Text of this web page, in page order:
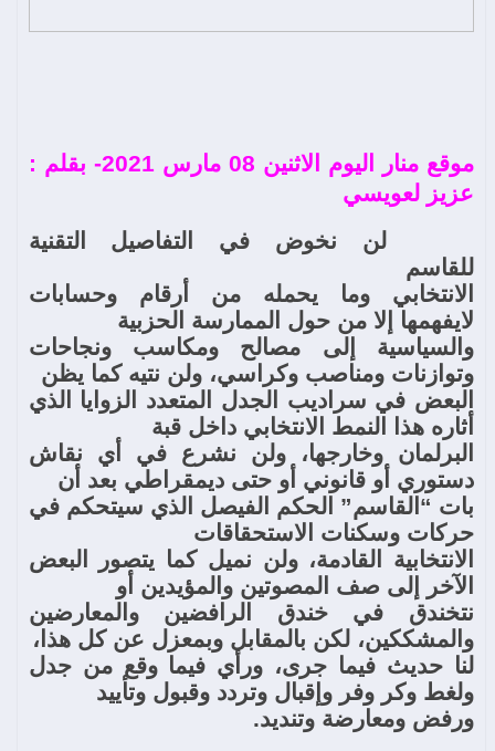
موقع منار اليوم الاثنين 08 مارس 2021- بقلم :
عزيز لعويسي
لن نخوض في التفاصيل التقنية
للقاسم
الانتخابي وما يحمله من أرقام وحسابات
لايفهمها إلا من حول الممارسة الحزبية
والسياسية إلى مصالح ومكاسب ونجاحات
وتوازنات ومناصب وكراسي، ولن نتيه كما يظن
البعض في سراديب الجدل المتعدد الزوايا الذي
أثاره هذا النمط الانتخابي داخل قبة
البرلمان وخارجها، ولن نشرع في أي نقاش
دستوري أو قانوني أو حتى ديمقراطي بعد أن
بات “القاسم” الحكم الفيصل الذي سيتحكم في
حركات وسكنات الاستحقاقات
الانتخابية القادمة، ولن نميل كما يتصور البعض
الآخر إلى صف المصوتين والمؤيدين أو
نتخندق في خندق الرافضين والمعارضين
والمشككين، لكن بالمقابل وبمعزل عن كل هذا،
لنا حديث فيما جرى، ورأي فيما وقع من جدل
ولغط وكر وفر وإقبال وتردد وقبول وتأييد
ورفض ومعارضة وتنديد.